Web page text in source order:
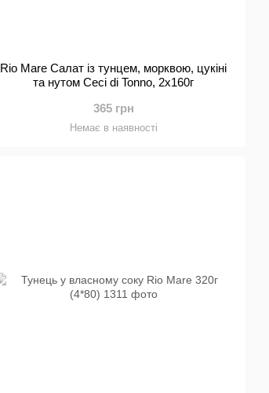
Rio Mare Салат із тунцем, морквою, цукіні
та нутом Ceci di Tonno, 2x160г
365 грн
Немає в наявності